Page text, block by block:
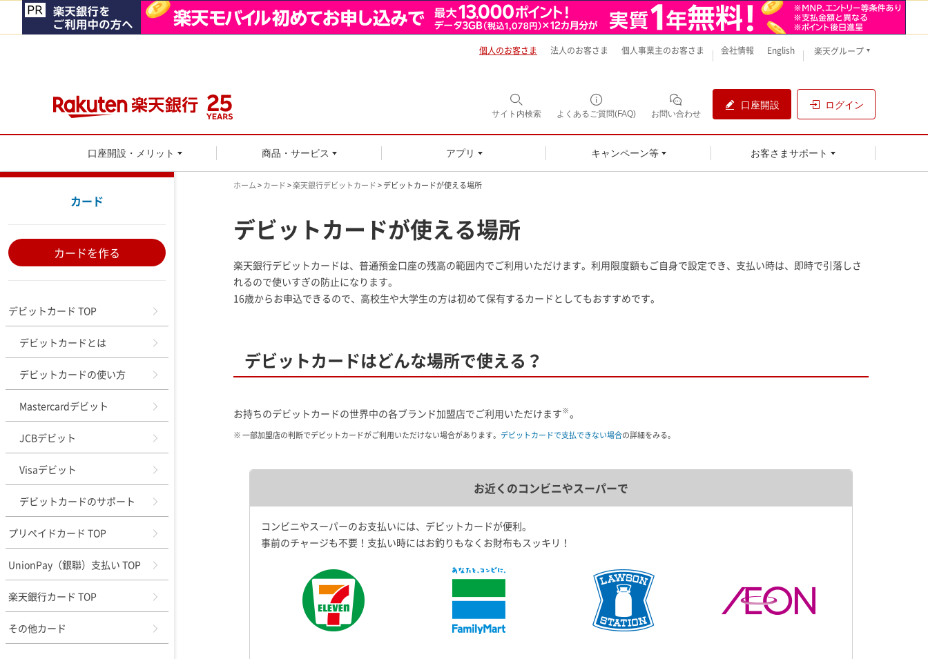
個人のお客さま 法人のお客さま 個人事業主のお客さま 会社情報 English 楽天グループ
サイト内検索 よくあるご質問(FAQ) お問い合わせ
口座開設 ログイン
口座開設・メリット 商品・サービス アプリ キャンペーン等 お客さまサポート
カード
カードを作る
デビットカード TOP
デビットカードとは
デビットカードの使い方
Mastercardデビット
JCBデビット
Visaデビット
デビットカードのサポート
プリペイドカード TOP
UnionPay（銀聯）支払い TOP
楽天銀行カード TOP
その他カード
ホーム>カード>楽天銀行デビットカード> デビットカードが使える場所
デビットカードが使える場所
楽天銀行デビットカードは、普通預金口座の残高の範囲内でご利用いただけます。利用限度額もご自身で設定でき、支払い時は、即時で引落しさ
れるので使いすぎの防止になります。
16歳からお申込できるので、高校生や大学生の方は初めて保有するカードとしてもおすすめです。
デビットカードはどんな場所で使える？
お持ちのデビットカードの世界中の各ブランド加盟店でご利用いただけます※。
※ 一部加盟店の判断でデビットカードがご利用いただけない場合があります。 デビットカードで支払できない場合の詳細をみる。
お近くのコンビニやスーパーで
コンビニやスーパーのお支払いには、デビットカードが便利。
事前のチャージも不要！支払い時にはお釣りもなくお財布もスッキリ！